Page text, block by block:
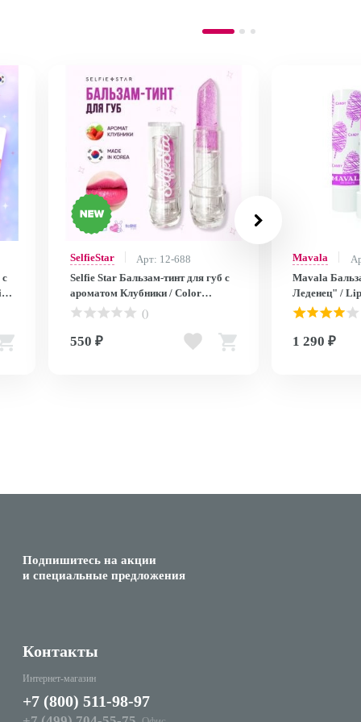
SelfieStar
Арт: 12-688
Selfie Star Бальзам-тинт для губ с
ароматом Клубники / Color
Changing Crystal Lip Balm
Strawberry SSLB02, 3,4 гр SSLB02
()
550 ₽
Mavala
Mavala Бальзам
Леденец" /
9095923
1 290 ₽
Подпишитесь на акции
и специальные предложения
Контакты
Интернет-магазин
+7 (800) 511-98-97